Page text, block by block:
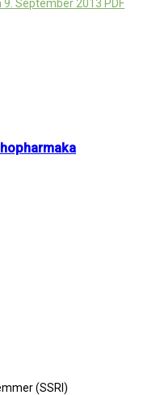
September 2013 PDF
(SSRI)